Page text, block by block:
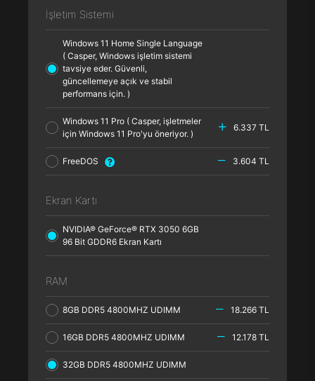
İşletim Sistemi
Windows 11 Home Single Language
( Casper, Windows işletim sistemi
tavsiye eder. Güvenli,
güncellemeye açık ve stabil
performans için. )
Windows 11 Pro ( Casper, işletmeler
için Windows 11 Pro'yu öneriyor. )
6.337 TL
FreeDOS 3.604 TL
Ekran Kartı
NVIDIA® GeForce® RTX 3050 6GB
96 Bit GDDR6 Ekran Kartı
RAM
8GB DDR5 4800MHZ UDIMM 18.266 TL
16GB DDR5 4800MHZ UDIMM 12.178 TL
32GB DDR5 4800MHZ UDIMM